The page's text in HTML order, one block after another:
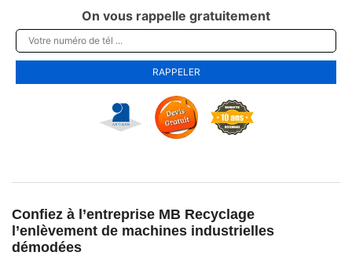
On vous rappelle gratuitement
Confiez à l’entreprise MB Recyclage
l’enlèvement de machines industrielles
démodées